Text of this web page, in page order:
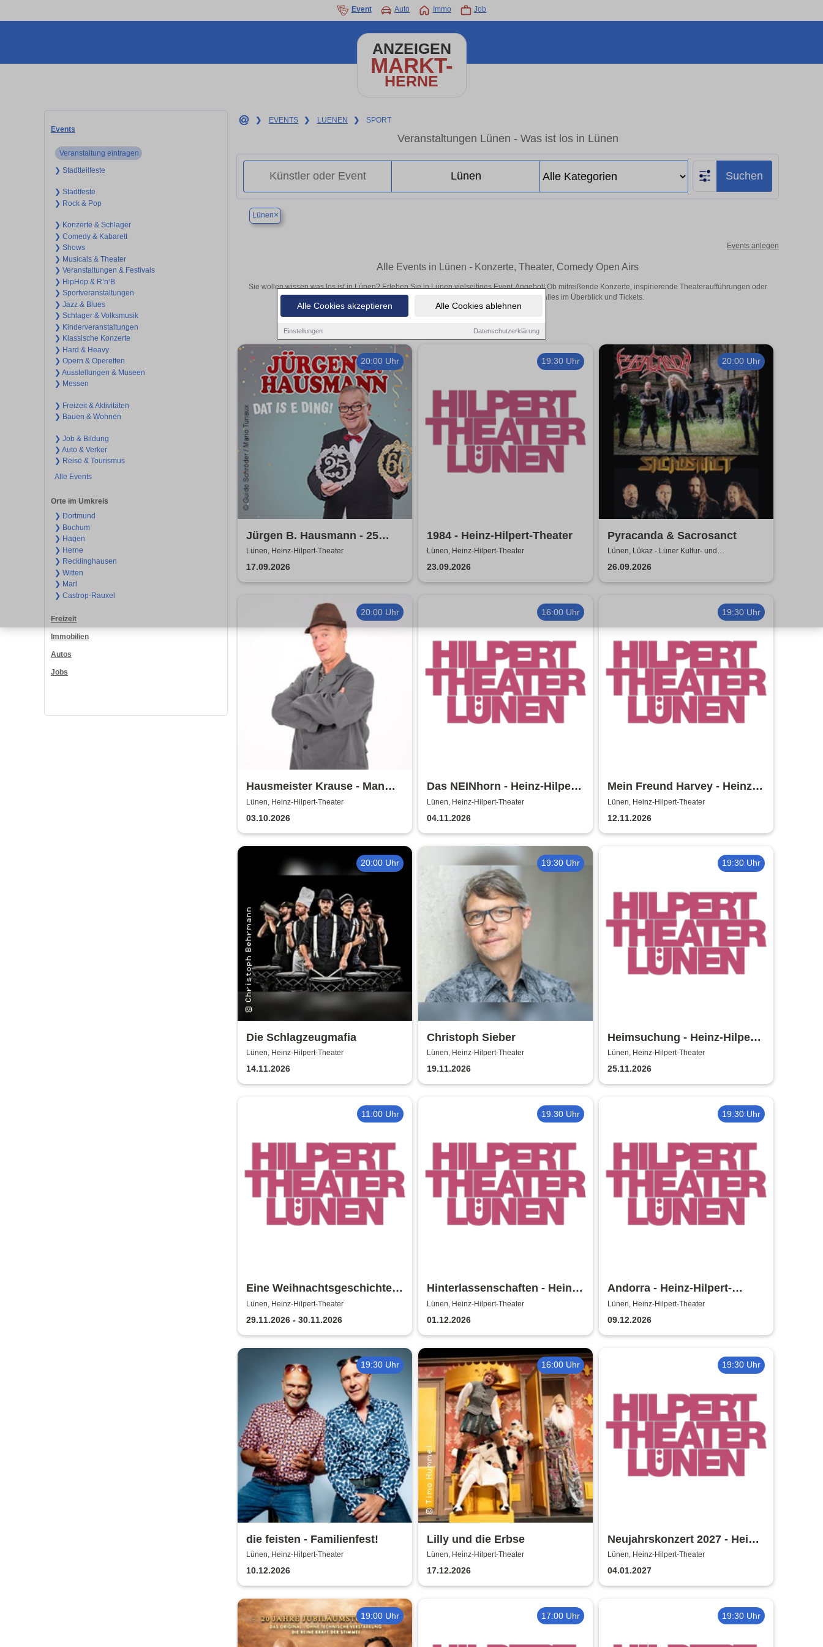
Alle Cookies akzeptieren Alle Cookies ablehnen
Einstellungen Datenschutzerklärung
Event Auto Immo Job
ANZEIGEN
MARKT-
HERNE
Events
Veranstaltung eintragen
❯ Stadtteilfeste
❯ Stadtfeste
❯ Rock & Pop
❯ Konzerte & Schlager
❯ Comedy & Kabarett
❯ Shows
❯ Musicals & Theater
❯ Veranstaltungen & Festivals
❯ HipHop & R’n‘B
❯ Sportveranstaltungen
❯ Jazz & Blues
❯ Schlager & Volksmusik
❯ Kinderveranstaltungen
❯ Klassische Konzerte
❯ Hard & Heavy
❯ Opern & Operetten
❯ Ausstellungen & Museen
❯ Messen
❯ Freizeit & Aktivitäten
❯ Bauen & Wohnen
❯ Job & Bildung
❯ Auto & Verker
❯ Reise & Tourismus
Alle Events
Orte im Umkreis
❯ Dortmund
❯ Bochum
❯ Hagen
❯ Herne
❯ Recklinghausen
❯ Witten
❯ Marl
❯ Castrop-Rauxel
Freizeit
Immobilien
Autos
Jobs
❯ EVENTS ❯ LUENEN ❯ SPORT
Veranstaltungen Lünen - Was ist los in Lünen
Suchen
Lünen×
Events anlegen
Alle Events in Lünen - Konzerte, Theater, Comedy Open Airs
Sie wollen wissen was los ist in Lünen? Erleben Sie in Lünen vielseitiges Event-Angebot! Ob mitreißende Konzerte, inspirierende Theateraufführungen oder
aufregende Veranstaltungen in Lünen – hier finden alles im Überblick und Tickets.
20:00 Uhr
Jürgen B. Hausmann - 25
Jahre - Dat is e Ding!
Lünen, Heinz-Hilpert-Theater
17.09.2026
19:30 Uhr
1984 - Heinz-Hilpert-Theater
Lünen, Heinz-Hilpert-Theater
23.09.2026
20:00 Uhr
Pyracanda & Sacrosanct
Lünen, Lükaz - Lüner Kultur- und
Aktionszentrum
26.09.2026
20:00 Uhr
Hausmeister Krause - Man
lebt nur zweimal
Lünen, Heinz-Hilpert-Theater
03.10.2026
16:00 Uhr
Das NEINhorn - Heinz-Hilpert-
Theater
Lünen, Heinz-Hilpert-Theater
04.11.2026
19:30 Uhr
Mein Freund Harvey - Heinz-
Hilpert-Theater
Lünen, Heinz-Hilpert-Theater
12.11.2026
20:00 Uhr
Die Schlagzeugmafia
Lünen, Heinz-Hilpert-Theater
14.11.2026
19:30 Uhr
Christoph Sieber
Lünen, Heinz-Hilpert-Theater
19.11.2026
19:30 Uhr
Heimsuchung - Heinz-Hilpert-
Theater
Lünen, Heinz-Hilpert-Theater
25.11.2026
11:00 Uhr
Eine Weihnachtsgeschichte -
Heinz-Hilpert-Theater Lünen
Lünen, Heinz-Hilpert-Theater
29.11.2026 - 30.11.2026
19:30 Uhr
Hinterlassenschaften - Heinz-
Hilpert-Theater
Lünen, Heinz-Hilpert-Theater
01.12.2026
19:30 Uhr
Andorra - Heinz-Hilpert-
Theater
Lünen, Heinz-Hilpert-Theater
09.12.2026
19:30 Uhr
die feisten - Familienfest!
Lünen, Heinz-Hilpert-Theater
10.12.2026
16:00 Uhr
Lilly und die Erbse
Lünen, Heinz-Hilpert-Theater
17.12.2026
19:30 Uhr
Neujahrskonzert 2027 - Heinz-
Hilpert-Theater
Lünen, Heinz-Hilpert-Theater
04.01.2027
19:00 Uhr 17:00 Uhr 19:30 Uhr